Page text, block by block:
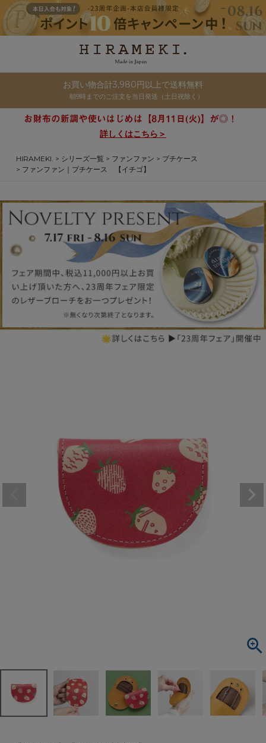
お買い物合計3,980円以上で送料無料
朝9時までのご注文を当日発送（土日祝除く）
詳しくはこちら＞
HIRAMEKI. シリーズ一覧 ファンファン
プチケース
ファンファン｜プチケース 【イチゴ】